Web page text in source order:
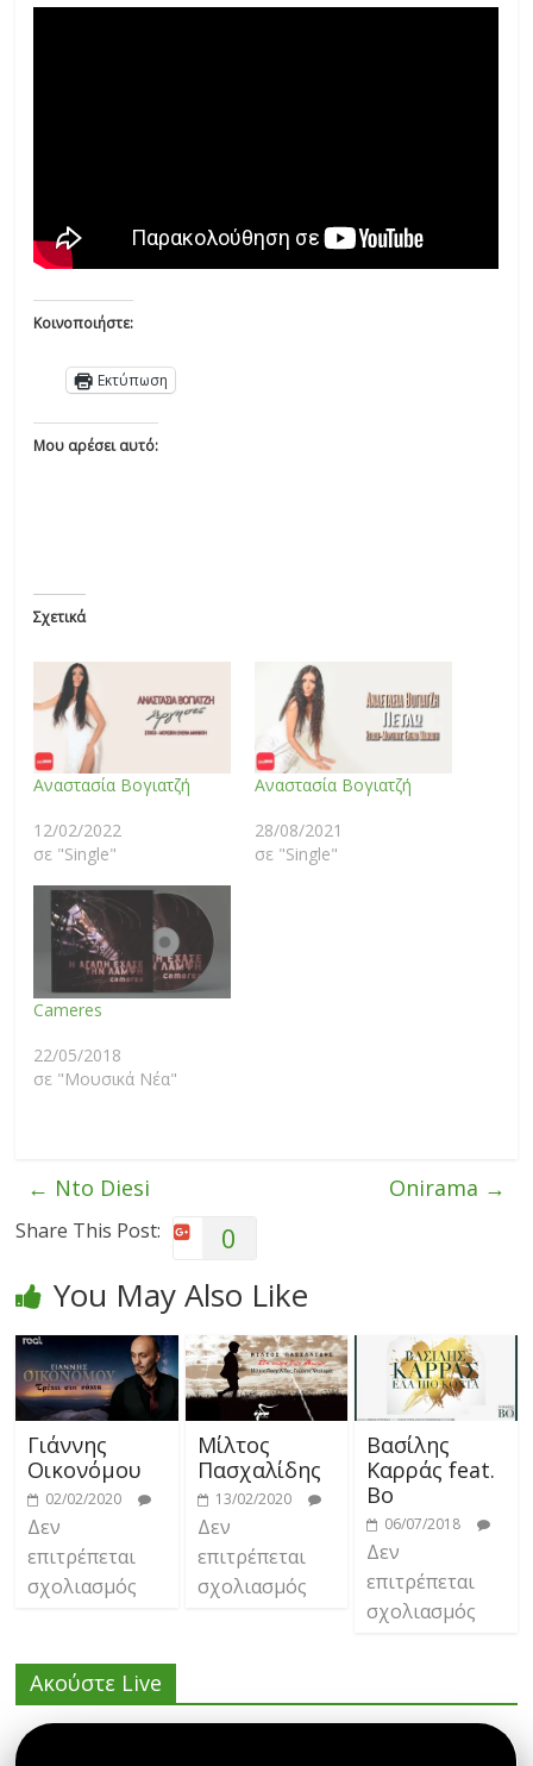
Κοινοποιήστε:
Εκτύπωση
Μου αρέσει αυτό:
Σχετικά
Αναστασία Βογιατζή
12/02/2022
σε "Single"
Αναστασία Βογιατζή
28/08/2021
σε "Single"
Cameres
22/05/2018
σε "Μουσικά Νέα"
← Nto Diesi Onirama →
Share This Post: 0
You May Also Like
Γιάννης
Οικονόμου
02/02/2020
Δεν
επιτρέπεται
σχολιασμός
Μίλτος
Πασχαλίδης
13/02/2020
Δεν
επιτρέπεται
σχολιασμός
Βασίλης
Καρράς feat.
Bo
06/07/2018
Δεν
επιτρέπεται
σχολιασμός
Ακούστε Live